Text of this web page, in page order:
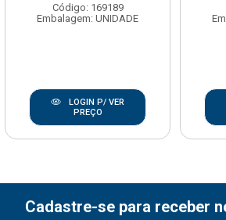
Código: 169189
Embalagem: UNIDADE
LOGIN P/ VER
PREÇO
Cadastre-se para receber